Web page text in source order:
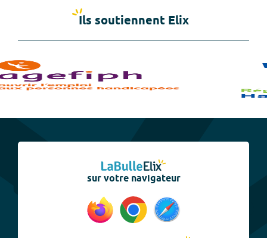
Ils soutiennent Elix
sur votre navigateur